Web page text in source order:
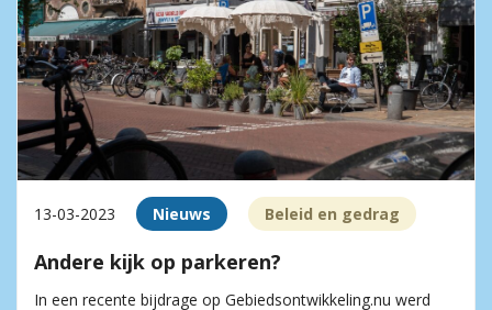
13-03-2023 Nieuws Beleid en gedrag
Andere kijk op parkeren?
In een recente bijdrage op Gebiedsontwikkeling.nu werd